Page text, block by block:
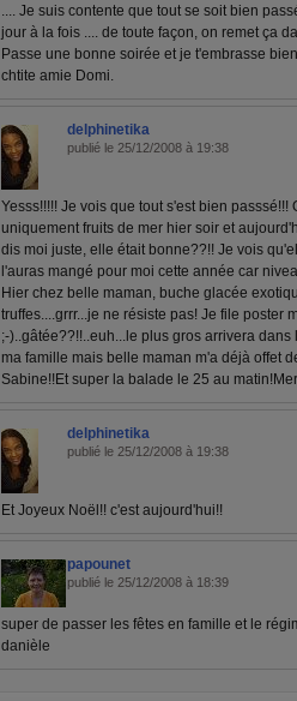
.... Je suis contente que tout se soit bien
jour à la fois .... de toute façon, on remet ça
Passe une bonne soirée et je t'embrasse
chtite amie Domi.
delphinetika
publié le 25/12/2008 à 19:38
Yesss!!!!! Je vois que tout s'est bien
uniquement fruits de mer hier soir et
dis moi juste, elle était bonne??!! Je vois
l'auras mangé pour moi cette année car
Hier chez belle maman, buche glacée
truffes....grrr...je ne résiste pas! Je file poster
;-)..gâtée??!!..euh...le plus gros arrivera
ma famille mais belle maman m'a déjà offet
Sabine!!Et super la balade le 25 au
delphinetika
publié le 25/12/2008 à 19:38
Et Joyeux Noël!! c'est aujourd'hui!!
papounet
publié le 25/12/2008 à 18:39
super de passer les fêtes en famille et le
danièle